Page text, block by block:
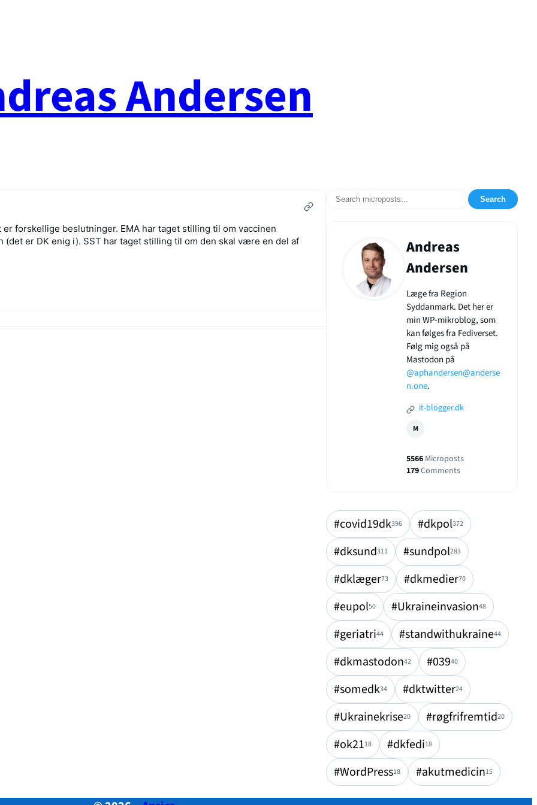
Andersen
forskellige beslutninger. EMA har taget stilling til om vaccinen
er DK enig i). SST har taget stilling til om den skal være en del af
Search
Andreas
Andersen
Læge fra Region
Syddanmark. Det her er
min WP-mikroblog, som
kan følges fra Fediverset.
Følg mig også på
Mastodon på
@aphandersen@anderse
n.one.
it-blogger.dk
M
5566 Microposts
179Comments
#covid19dk396 #dkpol372
#dksund311 #sundpol283
#dklæger73 #dkmedier70
#eupol50 #Ukraineinvasion48
#geriatri44 #standwithukraine44
#dkmastodon42 #03940
#somedk34 #dktwitter24
#Ukrainekrise20 #røgfrifremtid20
#ok2118 #dkfedi18
#WordPress18 #akutmedicin15